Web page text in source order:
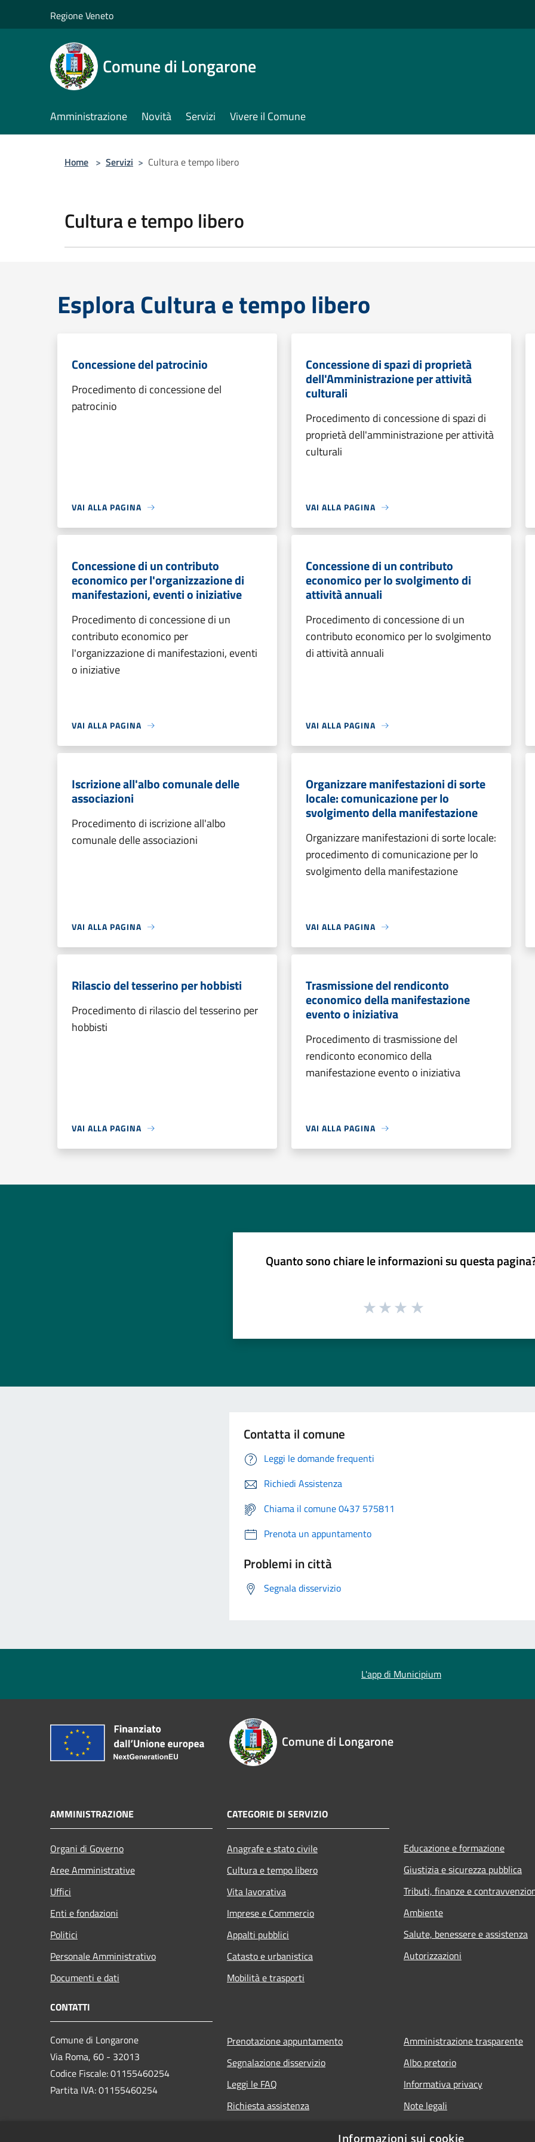
Regione Veneto
Comune di Longarone
Amministrazione Novità Servizi Vivere il Comune
Home > Servizi > Cultura e tempo libero
Cultura e tempo libero
Esplora Cultura e tempo libero
Concessione del patrocinio
Procedimento di concessione del
patrocinio
VAI ALLA PAGINA
Concessione di spazi di proprietà
dell'Amministrazione per attività
culturali
Procedimento di concessione di spazi di
proprietà dell'amministrazione per attività
culturali
VAI ALLA PAGINA
Concessione di un contributo
economico per l'organizzazione di
manifestazioni, eventi o iniziative
Procedimento di concessione di un
contributo economico per
l'organizzazione di manifestazioni, eventi
o iniziative
VAI ALLA PAGINA
Concessione di un contributo
economico per lo svolgimento di
attività annuali
Procedimento di concessione di un
contributo economico per lo svolgimento
di attività annuali
VAI ALLA PAGINA
Iscrizione all'albo comunale delle
associazioni
Procedimento di iscrizione all'albo
comunale delle associazioni
VAI ALLA PAGINA
Organizzare manifestazioni di sorte
locale: comunicazione per lo
svolgimento della manifestazione
Organizzare manifestazioni di sorte locale:
procedimento di comunicazione per lo
svolgimento della manifestazione
VAI ALLA PAGINA
Rilascio del tesserino per hobbisti
Procedimento di rilascio del tesserino per
hobbisti
VAI ALLA PAGINA
Trasmissione del rendiconto
economico della manifestazione
evento o iniziativa
Procedimento di trasmissione del
rendiconto economico della
manifestazione evento o iniziativa
VAI ALLA PAGINA
Quanto sono chiare le informazioni su questa
Contatta il comune
Leggi le domande frequenti
Richiedi Assistenza
Chiama il comune 0437 575811
Prenota un appuntamento
Problemi in città
Segnala disservizio
L'app di Municipium
Comune di Longarone
AMMINISTRAZIONE
Organi di Governo
Aree Amministrative
Uffici
Enti e fondazioni
Politici
Personale Amministrativo
Documenti e dati
CATEGORIE DI SERVIZIO
Anagrafe e stato civile
Cultura e tempo libero
Vita lavorativa
Imprese e Commercio
Appalti pubblici
Catasto e urbanistica
Mobilità e trasporti
Educazione e formazione
Giustizia e sicurezza pubblica
Tributi, finanze e
Ambiente
Salute, benessere e assistenza
Autorizzazioni
CONTATTI
Comune di Longarone
Via Roma, 60 - 32013
Codice Fiscale: 01155460254
Partita IVA: 01155460254
Prenotazione appuntamento
Segnalazione disservizio
Leggi le FAQ
Richiesta assistenza
Amministrazione trasparente
Albo pretorio
Informativa privacy
Note legali
Informazioni sui cookie